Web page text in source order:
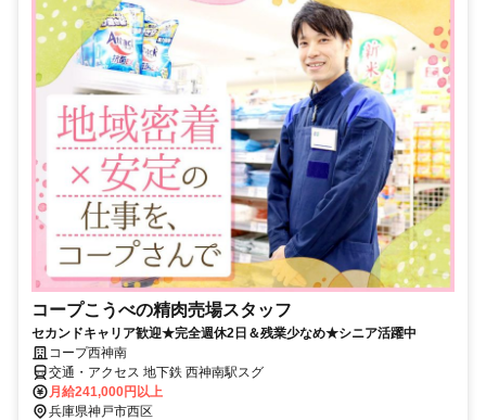
コープこうべの精肉売場スタッフ
セカンドキャリア歓迎★完全週休2日＆残業少なめ★シニア活躍中
コープ西神南
交通・アクセス 地下鉄 西神南駅スグ
月給241,000円以上
兵庫県神戸市西区